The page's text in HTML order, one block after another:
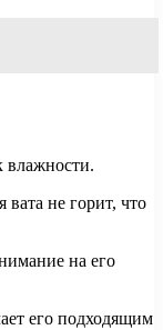
влажности.
не горит, что
на его
его подходящим